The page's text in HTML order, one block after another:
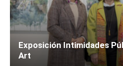
Exposición Intimidades
Art